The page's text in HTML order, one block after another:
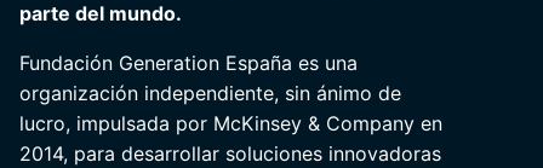
parte del mundo.
Fundación Generation España es una
organización independiente, sin ánimo de
lucro, impulsada por McKinsey & Company en
2014, para desarrollar soluciones innovadoras